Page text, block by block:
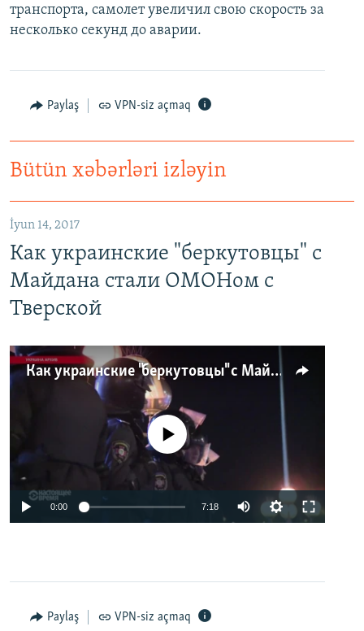
транспорта, самолет увеличил свою скорость за
несколько секунд до аварии.
Paylaş VPN-siz açmaq
Bütün xəbərləri izləyin
İyun 14, 2017
Как украинские "беркутовцы" с
Майдана стали ОМОНом с
Тверской
Как украинские "беркутовцы" с Майдана стали ОМОНом с Тверской
No media source currently available
0:00 7:18
Paylaş VPN-siz açmaq